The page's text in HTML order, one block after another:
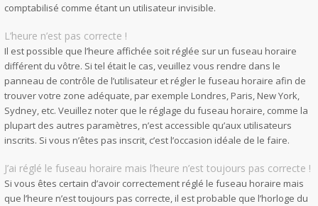
comptabilisé comme étant un utilisateur invisible.
L’heure n’est pas correcte !
Il est possible que l’heure affichée soit réglée sur un fuseau horaire
différent du vôtre. Si tel était le cas, veuillez vous rendre dans le
panneau de contrôle de l’utilisateur et régler le fuseau horaire afin de
trouver votre zone adéquate, par exemple Londres, Paris, New York,
Sydney, etc. Veuillez noter que le réglage du fuseau horaire, comme la
plupart des autres paramètres, n’est accessible qu’aux utilisateurs
inscrits. Si vous n’êtes pas inscrit, c’est l’occasion idéale de le faire.
J’ai réglé le fuseau horaire mais l’heure n’est toujours pas correcte !
Si vous êtes certain d’avoir correctement réglé le fuseau horaire mais
que l’heure n’est toujours pas correcte, il est probable que l’horloge du